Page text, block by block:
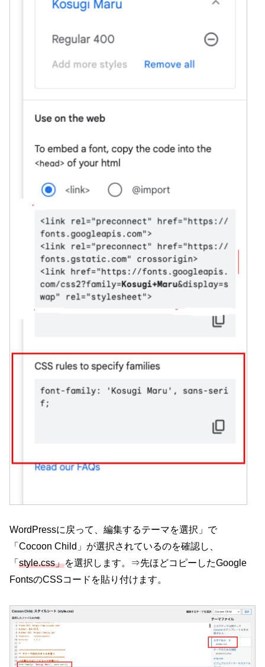
WordPressに戻って、編集するテーマを選択」で
「Cocoon Child」が選択されているのを確認し、
「 style.css」を選択します。⇒先ほどコピーしたGoogle
FontsのCSSコードを貼り付けます。